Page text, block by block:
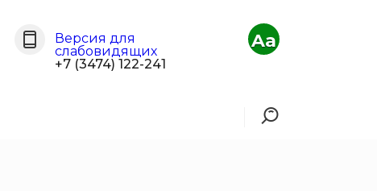
Версия для
слабовидящих
+7 (3474) 122-241
Aa